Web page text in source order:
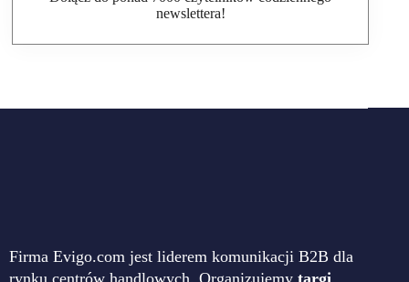
newslettera!
Firma Evigo.com jest liderem komunikacji B2B dla